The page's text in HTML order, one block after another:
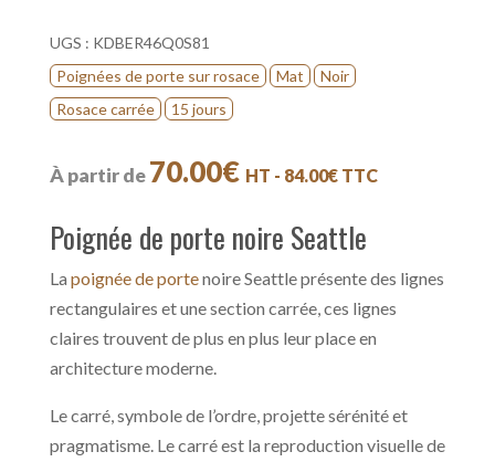
UGS : KDBER46Q0S81
Poignées de porte sur rosace
Mat
Noir
Rosace carrée
15 jours
À partir de70.00€ HT - 84.00€TTC
Poignée de porte noire Seattle
La poignée de portenoire Seattle présente des lignes
rectangulaires et une section carrée, ces lignes
claires trouvent de plus en plus leur place en
architecture moderne.
Le carré, symbole de l’ordre, projette sérénité et
pragmatisme. Le carré est la reproduction visuelle de